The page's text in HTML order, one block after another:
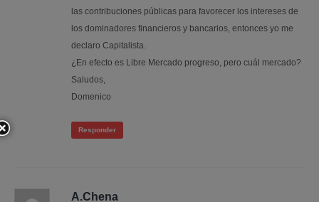
las contribuciones públicas para favorecer los intereses de
los dominadores financieros y bancarios, entonces yo me
declaro Capitalista.
¿En efecto es Libre Mercado progreso, pero cuál mercado?
Saludos,
Domenico
Responder
A.Chena